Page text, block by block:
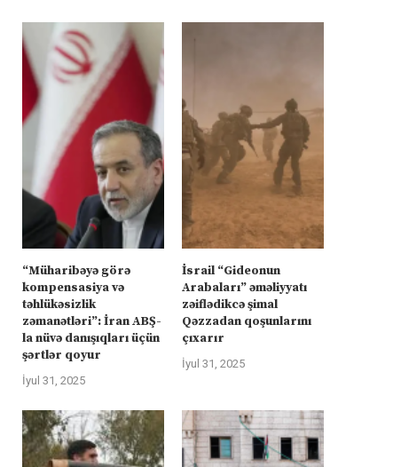
görə kompensasiya və
ABŞ-la...
İyul 31, 2025
Qəzzadan qoşunlarını...
İyul 31, 2025
“Müharibəyə görə
kompensasiya və
təhlükəsizlik
zəmanətləri”: İran ABŞ-
la nüvə danışıqları üçün
şərtlər qoyur
İyul 31, 2025
İsrail “Gideonun
Arabaları” əməliyyatı
zəiflədikcə şimal
Qəzzadan qoşunlarını
çıxarır
İyul 31, 2025